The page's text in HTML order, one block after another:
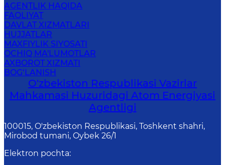
AGENTLIK HAQIDA
FAOLIYAT
DAVLAT XIZMATLARI
HUJJATLAR
MAXFIYLIK SIYOSATI
OCHIQ MA'LUMOTLAR
AXBOROT XIZMATI
BOG‘LANISH
O'zbekiston Respublikasi Vazirlar
Mahkamasi Huzuridagi Atom Energiyasi
Agentligi
100015, O'zbekiston Respublikasi, Toshkent shahri,
Mirobod tumani, Oybek 26/1
Elektron pochta: